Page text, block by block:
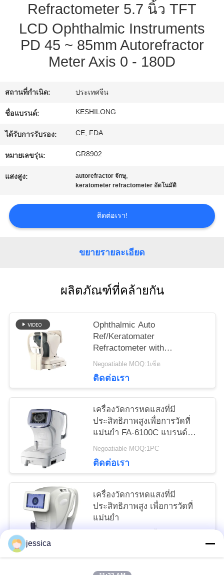
คุณภาพ
ติดต่อ
ขอ
ใบ
เสนอ
ราคา
แผนผัง
Refractometer 5.7 นิ้ว TFT
LCD Ophthalmic Instruments
PD 45 ~ 85mm Autorefractor
Meter Axis 0 - 180D
สถานที่กำเนิด: ประเทศจีน
ชื่อแบรนด์: KESHILONG
ได้รับการรับรอง: CE, FDA
หมายเลขรุ่น: GR8902
แสงสูง: autorefractor จักษุ,
keratometer refractometer อัตโนมัติ
ติดต่อเรา!
ขยายรายละเอียด
ผลิตภัณฑ์ที่คล้ายกัน
Ophthalmic Auto
Ref/Keratomater
Refractometer with
Keratometer HD จอสัมผัส
ขนาดจุ GR(K)8930XD แบรนด์
Keshilong
Negoatiable MOQ:1เซ็ต
ติดต่อเรา
เครื่องวัดการหดแสงที่มี
ประสิทธิภาพสูงเพื่อการวัดที่
แม่นยํา FA-6100C แบรนด์
XINYUAN
Negoatiable MOQ:1PC
ติดต่อเรา
เครื่องวัดการหดแสงที่มี
ประสิทธิภาพสูง เพื่อการวัดที่
แม่นยํา
jessica